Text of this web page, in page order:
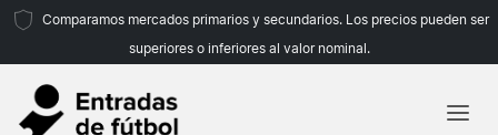
Comparamos mercados primarios y secundarios. Los precios pueden ser
superiores o inferiores al valor nominal.